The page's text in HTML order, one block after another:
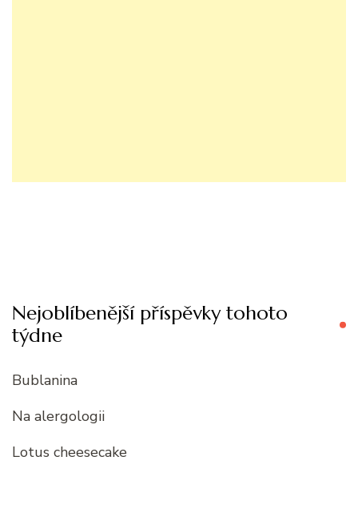
Nejoblíbenější příspěvky tohoto
týdne
Bublanina
Na alergologii
Lotus cheesecake